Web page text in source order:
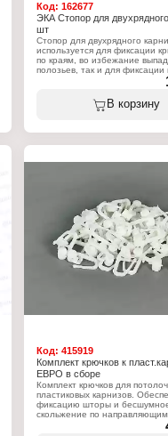
Код: 162677
ЭКА Стопор для
шт
Стопор для двухрядного
используется для фиксации
по краям, во избежание
полозьев, так и для фиксации
определённом месте.
Характеристики:
Вариация: двухрядного
В корзину
Код: 415919
Комплект крючков к
ЕВРО в сборе
Комплект крючков для
пластиковых карнизов.
фиксацию шторы и
скольжение по направляющим